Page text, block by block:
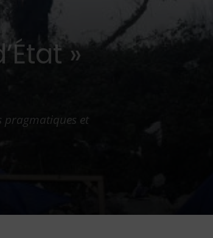
»
pragmatiques et